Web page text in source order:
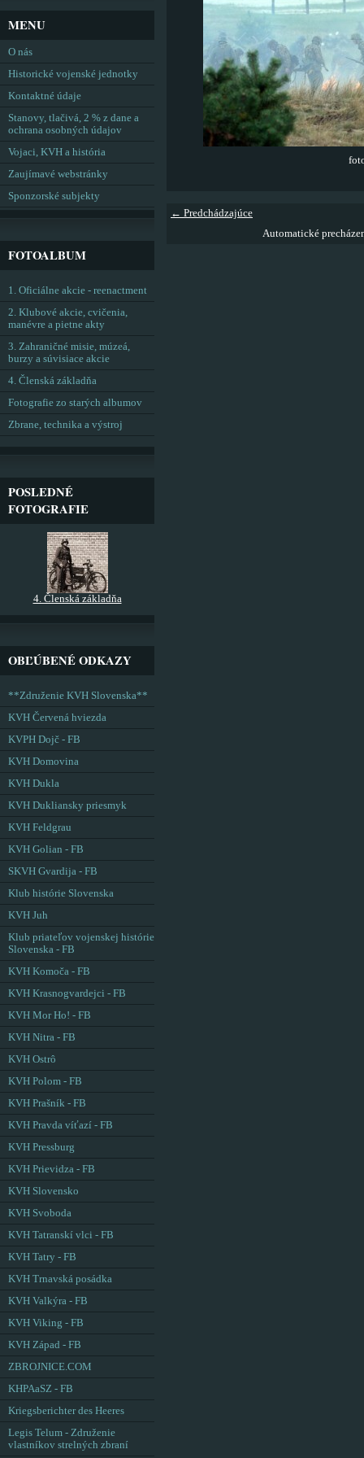
← Predchádzajúce
Automatické
MENU
O nás
Historické vojenské jednotky
Kontaktné údaje
Stanovy, tlačivá, 2 % z dane a
ochrana osobných údajov
Vojaci, KVH a história
Zaujímavé webstránky
Sponzorské subjekty
FOTOALBUM
1. Oficiálne akcie - reenactment
2. Klubové akcie, cvičenia,
manévre a pietne akty
3. Zahraničné misie, múzeá,
burzy a súvisiace akcie
4. Členská základňa
Fotografie zo starých albumov
Zbrane, technika a výstroj
POSLEDNÉ
FOTOGRAFIE
4. Členská základňa
OBĽÚBENÉ ODKAZY
**Združenie KVH Slovenska**
KVH Červená hviezda
KVPH Dojč - FB
KVH Domovina
KVH Dukla
KVH Dukliansky priesmyk
KVH Feldgrau
KVH Golian - FB
SKVH Gvardija - FB
Klub histórie Slovenska
KVH Juh
Klub priateľov vojenskej histórie
Slovenska - FB
KVH Komoča - FB
KVH Krasnogvardejci - FB
KVH Mor Ho! - FB
KVH Nitra - FB
KVH Ostrô
KVH Polom - FB
KVH Prašník - FB
KVH Pravda víťazí - FB
KVH Pressburg
KVH Prievidza - FB
KVH Slovensko
KVH Svoboda
KVH Tatranskí vlci - FB
KVH Tatry - FB
KVH Trnavská posádka
KVH Valkýra - FB
KVH Viking - FB
KVH Západ - FB
ZBROJNICE.COM
KHPAaSZ - FB
Kriegsberichter des Heeres
Legis Telum - Združenie
vlastníkov strelných zbraní